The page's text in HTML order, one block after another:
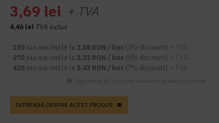
3,69 lei + TVA
4,46 lei TVA inclus
150 sau mai multe la 3,58 RON / buc (3% discount)
270 sau mai multe la 3,51 RON / buc (5% discount)
420 sau mai multe la 3,43 RON / buc (7% discount)
INTREABA DESPRE ACEST PRODUS